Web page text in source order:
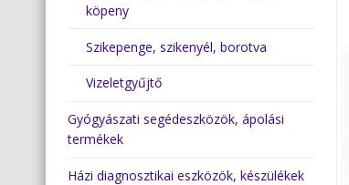
köpeny
Szikepenge, szikenyél, borotva
Vizeletgyűjtő
Gyógyászati segédeszközök, ápolási
termékek
Házi diagnosztikai eszközök, készülékek